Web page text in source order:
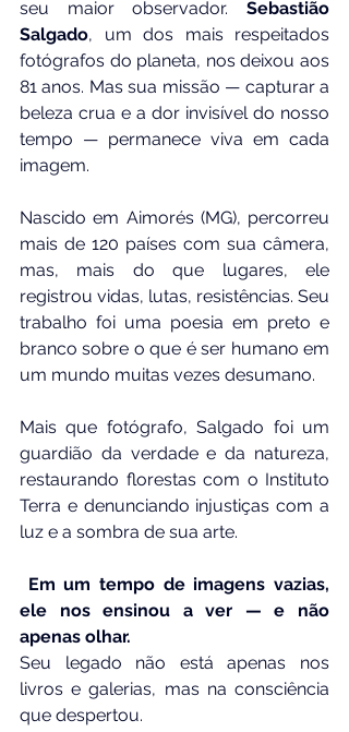
seu maior observador. Sebastião
Salgado, um dos mais respeitados
fotógrafos do planeta, nos deixou aos
81 anos. Mas sua missão — capturar a
beleza crua e a dor invisível do nosso
tempo — permanece viva em cada
imagem.
Nascido em Aimorés (MG), percorreu
mais de 120 países com sua câmera,
mas, mais do que lugares, ele
registrou vidas, lutas, resistências. Seu
trabalho foi uma poesia em preto e
branco sobre o que é ser humano em
um mundo muitas vezes desumano.
Mais que fotógrafo, Salgado foi um
guardião da verdade e da natureza,
restaurando florestas com o Instituto
Terra e denunciando injustiças com a
luz e a sombra de sua arte.
Em um tempo de imagens vazias,
ele nos ensinou a ver — e não
apenas olhar.
Seu legado não está apenas nos
livros e galerias, mas na consciência
que despertou.